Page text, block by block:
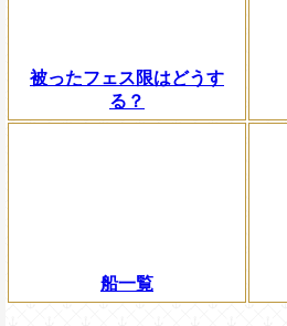
被ったフェス限はどうす
る？
船一覧